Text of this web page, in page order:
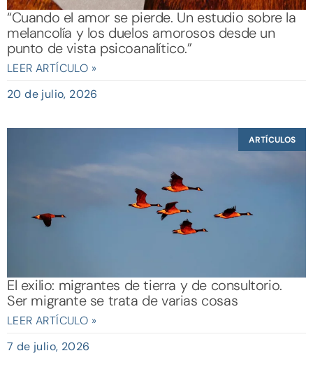
“Cuando el amor se pierde. Un estudio sobre la
melancolía y los duelos amorosos desde un
punto de vista psicoanalítico.”
LEER ARTÍCULO »
20 de julio, 2026
ARTÍCULOS
El exilio: migrantes de tierra y de consultorio.
Ser migrante se trata de varias cosas
LEER ARTÍCULO »
7 de julio, 2026